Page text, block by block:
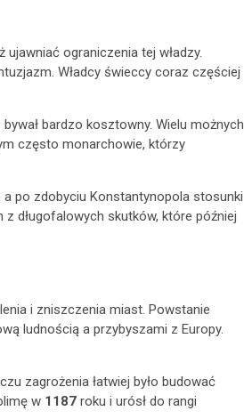
ograniczenia tej władzy.
Władcy świeccy coraz częściej
bardzo kosztowny. Wielu możnych
często monarchowie, którzy
a po zdobyciu Konstantynopola stosunki
długofalowych skutków, które później
i zniszczenia miast. Powstanie
ludnością a przybyszami z Europy.
zagrożenia łatwiej było budować
w 1187 roku i urósł do rangi